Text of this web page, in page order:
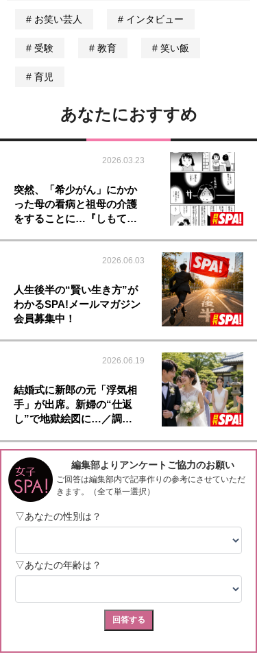
お笑い芸人 インタビュー
受験 教育 笑い飯
育児
あなたにおすすめ
2026.03.23
突然、「希少がん」にかか
った母の看病と祖母の介護
をすることに…『しもて…
2026.06.03
人生後半の“賢い生き方”が
わかるSPA!メールマガジン
会員募集中！
2026.06.19
結婚式に新郎の元「浮気相
手」が出席。新婦の“仕返
し”で地獄絵図に…／調…